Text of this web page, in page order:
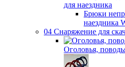
для наездника
Брюки
наездника
04 Снаряжение для
Оголовья,